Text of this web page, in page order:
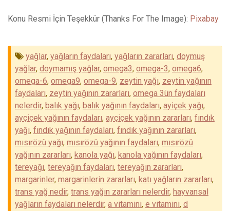
Konu Resmi İçin Teşekkür (Thanks For The Image): Pixabay
yağlar, yağların faydaları, yağların zararları, doymuş
yağlar, doymamış yağlar, omega3, omega-3, omega6,
omega-6, omega9, omega-9, zeytin yağı, zeytin yağının
faydaları, zeytin yağının zararları, omega 3ün faydaları
nelerdir, balık yağı, balık yağının faydaları, ayiçek yağı,
ayçiçek yağının faydaları, ayçiçek yağının zararları, fındık
yağı, fındık yağının faydaları, fındık yağının zararları,
mısırözü yağı, mısırözü yağının faydaları, mısırözü
yağının zararları, kanola yağı, kanola yağının faydaları,
tereyağı, tereyağın faydaları, tereyağın zararları,
margarinler, margarinlerin zararları, katı yağların zararları,
trans yağ nedir, trans yağın zararları nelerdir, hayvansal
yağların faydaları nelerdir, a vitamini, e vitamini, d